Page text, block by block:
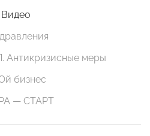
Видео
Антикризисные меры
бизнес
— СТАРТ